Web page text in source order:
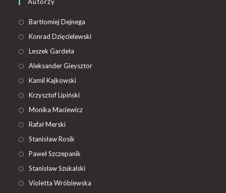
Autorzy
Bartłomiej Dejnega
Konrad Dzięcielewski
Leszek Gardeła
Aleksander Gieysztor
Kamil Kajkowski
Krzysztof Lipiński
Monika Maciewicz
Rafał Merski
Stanisław Rosik
Paweł Szczepanik
Stanisław Szukalski
Violetta Wróblewska